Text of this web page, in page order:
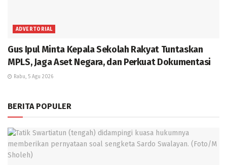
ADVERTORIAL
Gus Ipul Minta Kepala Sekolah Rakyat Tuntaskan
MPLS, Jaga Aset Negara, dan Perkuat Dokumentasi
Rabu, 5 Agu 2026
BERITA POPULER